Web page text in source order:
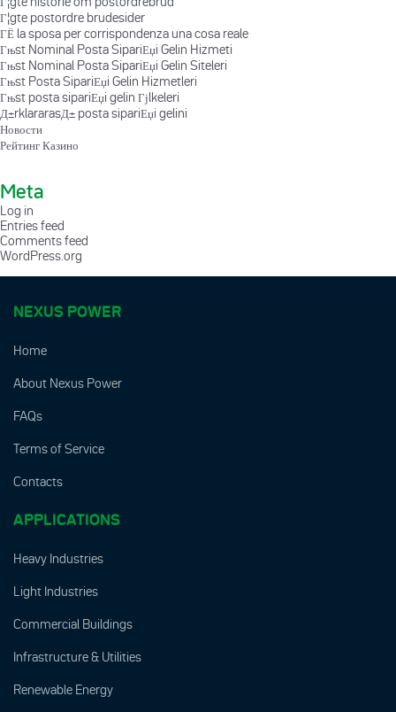
Г¦gte postordre brudesider
ГЁ la sposa per corrispondenza una cosa reale
Гњst Nominal Posta SipariЕџi Gelin Hizmeti
Гњst Nominal Posta SipariЕџi Gelin Siteleri
Гњst Posta SipariЕџi Gelin Hizmetleri
Гњst posta sipariЕџi gelin Гјlkeleri
Д±rklararasД± posta sipariЕџi gelini
Новости
Рейтинг Казино
Meta
Log in
Entries feed
Comments feed
WordPress.org
NEXUS POWER
Home
About Nexus Power
FAQs
Terms of Service
Contacts
APPLICATIONS
Heavy Industries
Light Industries
Commercial Buildings
Infrastructure & Utilities
Renewable Energy